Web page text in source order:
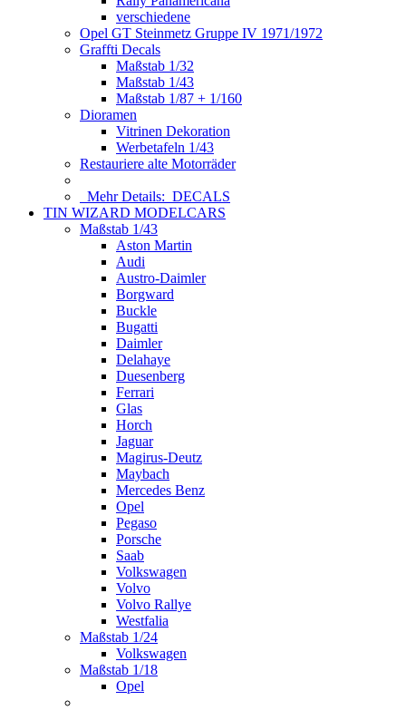
verschiedene
Opel GT Steinmetz Gruppe IV 1971/1972
Graffti Decals
Maßstab 1/32
Maßstab 1/43
Maßstab 1/87 + 1/160
Dioramen
Vitrinen Dekoration
Werbetafeln 1/43
Restauriere alte Motorräder
Mehr Details: DECALS
TIN WIZARD MODELCARS
Maßstab 1/43
Aston Martin
Audi
Austro-Daimler
Borgward
Buckle
Bugatti
Daimler
Delahaye
Duesenberg
Ferrari
Glas
Horch
Jaguar
Magirus-Deutz
Maybach
Mercedes Benz
Opel
Pegaso
Porsche
Saab
Volkswagen
Volvo
Volvo Rallye
Westfalia
Maßstab 1/24
Volkswagen
Maßstab 1/18
Opel